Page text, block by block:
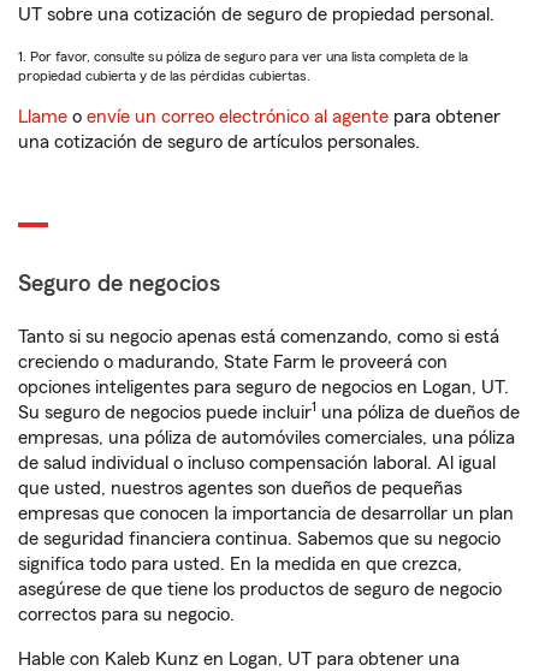
UT sobre una cotización de seguro de propiedad personal.
1. Por favor, consulte su póliza de seguro para ver una lista completa de la
propiedad cubierta y de las pérdidas cubiertas.
Llame o envíe un correo electrónico al agente para obtener
una cotización de seguro de artículos personales.
Seguro de negocios
Tanto si su negocio apenas está comenzando, como si está
creciendo o madurando, State Farm le proveerá con
opciones inteligentes para seguro de negocios en Logan, UT.
Su seguro de negocios puede incluir1 una póliza de dueños de
empresas, una póliza de automóviles comerciales, una póliza
de salud individual o incluso compensación laboral. Al igual
que usted, nuestros agentes son dueños de pequeñas
empresas que conocen la importancia de desarrollar un plan
de seguridad financiera continua. Sabemos que su negocio
significa todo para usted. En la medida en que crezca,
asegúrese de que tiene los productos de seguro de negocio
correctos para su negocio.
Hable con Kaleb Kunz en Logan, UT para obtener una